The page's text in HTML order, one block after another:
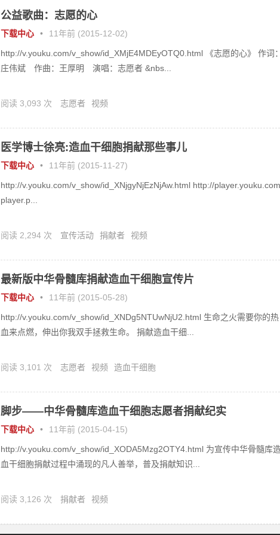
公益歌曲：志愿的心
下载中心 • 11年前 (2015-12-02)
http://v.youku.com/v_show/id_XMjE4MDEyOTQ0.html 《志愿的心》 作词
庄伟斌 作曲：王厚明 演唱：志愿者 &nbs...
阅读 3,093 次 志愿者 视频
医学博士徐亮:造血干细胞捐献那些事儿
下载中心 • 11年前 (2015-11-27)
http://v.youku.com/v_show/id_XNjgyNjEzNjAw.html http://
player.p...
阅读 2,294 次 宣传活动 捐献者 视频
最新版中华骨髓库捐献造血干细胞宣传片
下载中心 • 11年前 (2015-05-28)
http://v.youku.com/v_show/id_XNDg5NTUwNjU2.html 生命之火需要你的热
血来点燃，伸出你我双手拯救生命。 捐献造血干细...
阅读 3,101 次 志愿者 视频 造血干细胞
脚步——中华骨髓库造血干细胞志愿者捐献纪实
下载中心 • 11年前 (2015-04-15)
http://v.youku.com/v_show/id_XODA5Mzg2OTY4.html 为宣传中华骨髓库
血干细胞捐献过程中涌现的凡人善举，普及捐献知识...
阅读 3,126 次 捐献者 视频